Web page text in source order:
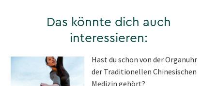
Das könnte dich auch
interessieren:
Hast du schon von der Organuhr
der Traditionellen Chinesischen
Medizin gehört?